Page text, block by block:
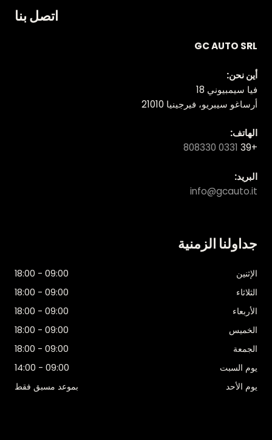
اتصل بنا
GC AUTO SRL
أين نحن:
فيا سيمبيوني 18
أرساغو سيبريو، فيرجينيا 21010
الهاتف:
+39
0331 808330
البريد:
info@gcauto.it
جداولنا الزمنية
الإثنين
09:00 - 18:00
الثلاثاء
09:00 - 18:00
الأربعاء
09:00 - 18:00
الخميس
09:00 - 18:00
الجمعة
09:00 - 18:00
يوم السبت
09:00 - 14:00
يوم الأحد
بموعد مسبق فقط